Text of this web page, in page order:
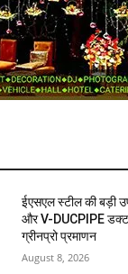
ईएसएल स्टील की बड़ी
और V-DUCPIPE
ग्रीनप्रो प्रमाणन
August 8, 2026